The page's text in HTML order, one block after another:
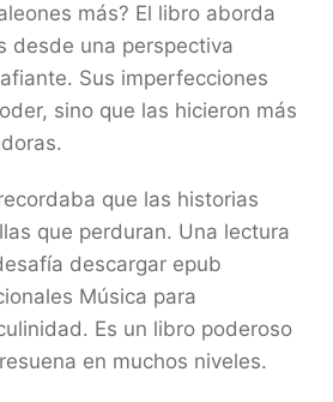
más? El libro aborda
desde una perspectiva
Sus imperfecciones
sino que las hicieron más
que las historias
que perduran. Una lectura
descargar epub
Música para
Es un libro poderoso
en muchos niveles.